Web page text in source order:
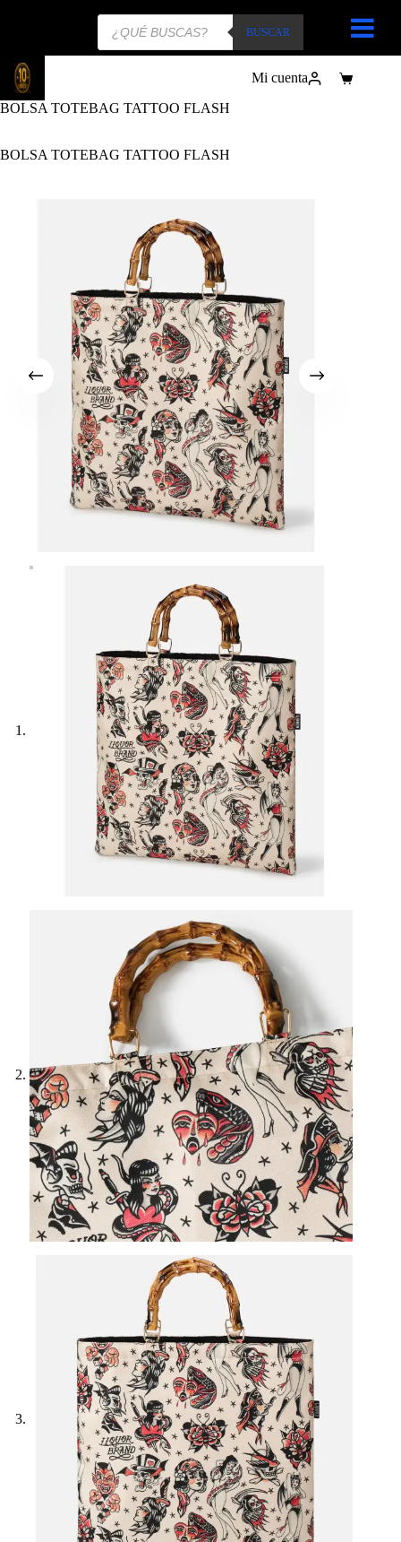
Búsqueda
BUSCAR
Mi cuenta
Carro
BOLSA TOTEBAG TATTOO FLASH
BOLSA TOTEBAG TATTOO FLASH